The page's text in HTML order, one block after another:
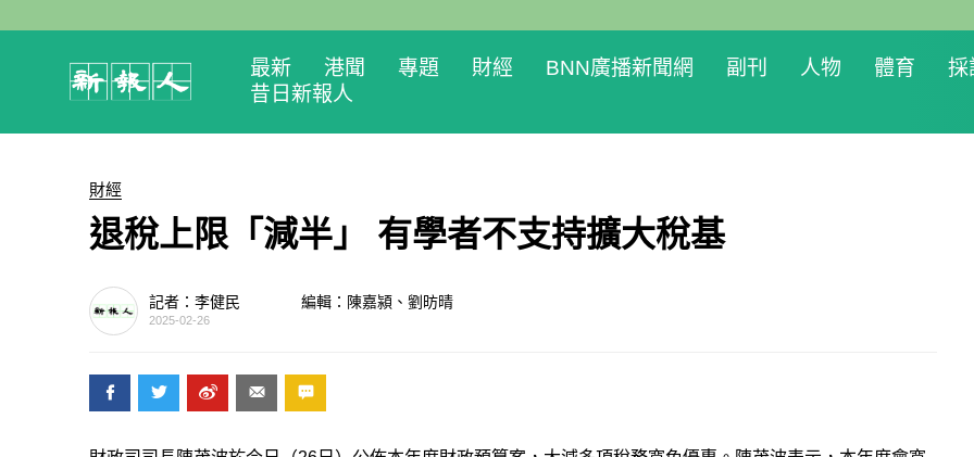
最新 港聞 專題 財經 BNN廣播新聞網 副刊 人物 體育 採
昔日新報人
財經
退稅上限「減半」 有學者不支持擴大稅基
記者：李健民 編輯：陳嘉潁、劉昉晴
2025-02-26